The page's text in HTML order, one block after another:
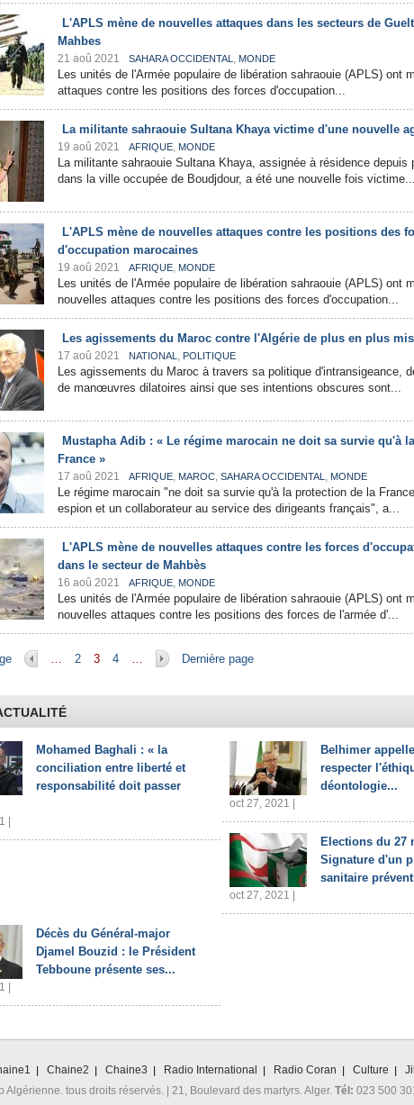
L'APLS mène de nouvelles attaques dans les secteurs de
Mahbes
21 aoû 2021 SAHARA OCCIDENTAL , MONDE
Les unités de l'Armée populaire de libération sahraouie (APLS) ont
attaques contre les positions des forces d'occupation...
La militante sahraouie Sultana Khaya victime d'une nouvelle
19 aoû 2021 AFRIQUE, MONDE
La militante sahraouie Sultana Khaya, assignée à résidence depuis
dans la ville occupée de Boudjdour, a été une nouvelle fois victime...
L'APLS mène de nouvelles attaques contre les positions des
d'occupation marocaines
19 aoû 2021 AFRIQUE, MONDE
Les unités de l'Armée populaire de libération sahraouie (APLS) ont
nouvelles attaques contre les positions des forces d'occupation...
Les agissements du Maroc contre l'Algérie de plus en plus
17 aoû 2021 NATIONAL , POLITIQUE
Les agissements du Maroc à travers sa politique d'intransigeance,
de manœuvres dilatoires ainsi que ses intentions obscures sont...
Mustapha Adib : « Le régime marocain ne doit sa survie qu'à
France »
17 aoû 2021 AFRIQUE, MAROC, SAHARA OCCIDENTAL , MONDE
Le régime marocain "ne doit sa survie qu'à la protection de la
espion et un collaborateur au service des dirigeants français", a...
L'APLS mène de nouvelles attaques contre les forces
dans le secteur de Mahbès
16 aoû 2021 AFRIQUE, MONDE
Les unités de l'Armée populaire de libération sahraouie (APLS) ont
nouvelles attaques contre les positions des forces de l'armée d'...
… 2 3 4 … Dernière page
Mohamed Baghali : « la
conciliation entre liberté et
responsabilité doit passer
|
Belhimer
respecter
déontologie...
oct 27, 2021 |
Elections du 27
Signature d'un
sanitaire
oct 27, 2021 |
Décès du Général-major
Djamel Bouzid : le Président
Tebboune présente ses...
|
Chaine2 Chaine3 Radio International Radio Coran Culture
Algérienne. tous droits réservés. | 21, Boulevard des martyrs. Alger. Tél: 023 500